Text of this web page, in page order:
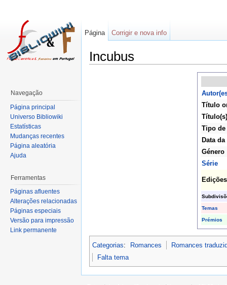
Incubus
Título
Tipo de
Data
Género
Série
Edições
Temas
Prémios
Categorias: Romances
Romances
Falta tema
Página Corrigir e nova info
Navegação
Página principal
Universo Bibliowiki
Estatísticas
Mudanças recentes
Página aleatória
Ajuda
Ferramentas
Páginas afluentes
Alterações relacionadas
Páginas especiais
Versão para impressão
Link permanente